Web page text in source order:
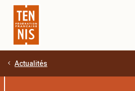
Aller au contenu principal
Actualités